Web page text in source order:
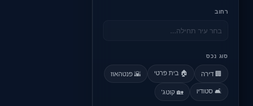
רחוב
סוג נכס
🏢 דירה 🏠 בית פרטי
🌇 פנטהאוז
🛋️ סטודיו
🏡 קוטג'